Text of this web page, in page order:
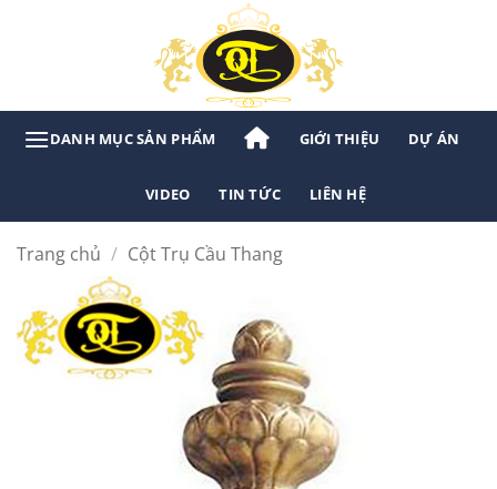
GIỚI THIỆU DỰ ÁN
VIDEO TIN TỨC LIÊN HỆ
Trang chủ / Cột Trụ Cầu Thang